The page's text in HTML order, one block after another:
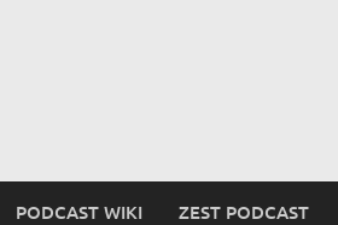
PODCAST WIKI ZEST PODCAST